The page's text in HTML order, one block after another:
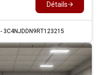
Détails
- 3C4NJDDN9RT123215